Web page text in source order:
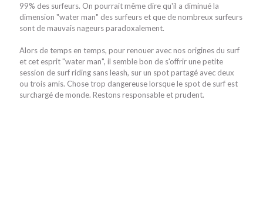
99% des surfeurs. On pourrait même dire qu'il a diminué la
dimension "water man" des surfeurs et que de nombreux surfeurs
sont de mauvais nageurs paradoxalement.
Alors de temps en temps, pour renouer avec nos origines du surf
et cet esprit "water man", il semble bon de s'offrir une petite
session de surf riding sans leash, sur un spot partagé avec deux
ou trois amis. Chose trop dangereuse lorsque le spot de surf est
surchargé de monde. Restons responsable et prudent.